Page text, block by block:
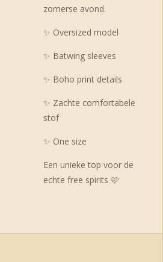
zomerse avond.
✨ Oversized model
✨ Batwing sleeves
✨ Boho print details
✨ Zachte comfortabele
stof
✨ One size
Een unieke top voor de
echte free spirits 🩷